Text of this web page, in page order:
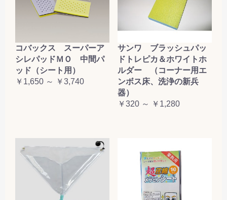
コバックス スーパーア
シレパッドＭＯ 中間パ
ッド（シート用）
￥1,650 ～ ￥3,740
サンワ ブラッシュパッ
ドトレピカ＆ホワイトホ
ルダー （コーナー用エ
ンボス床、洗浄の新兵
器）
￥320 ～ ￥1,280